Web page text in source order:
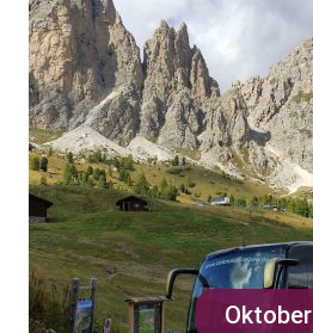
Oktober